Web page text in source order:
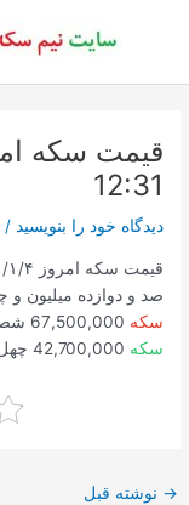
12:31
دیدگاه‌ خود را بنویسید /
صد و دوازده میلیون و
سکه 67,500,000 شصت و هفت میلیون و پانصد هزار ریال
سکه 42,700,000 چهل و دو میلیون و هفتصد هزار ریال
پیمایش
→ نوشته قبل